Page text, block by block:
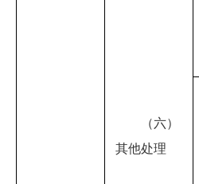
（六）
其他处理